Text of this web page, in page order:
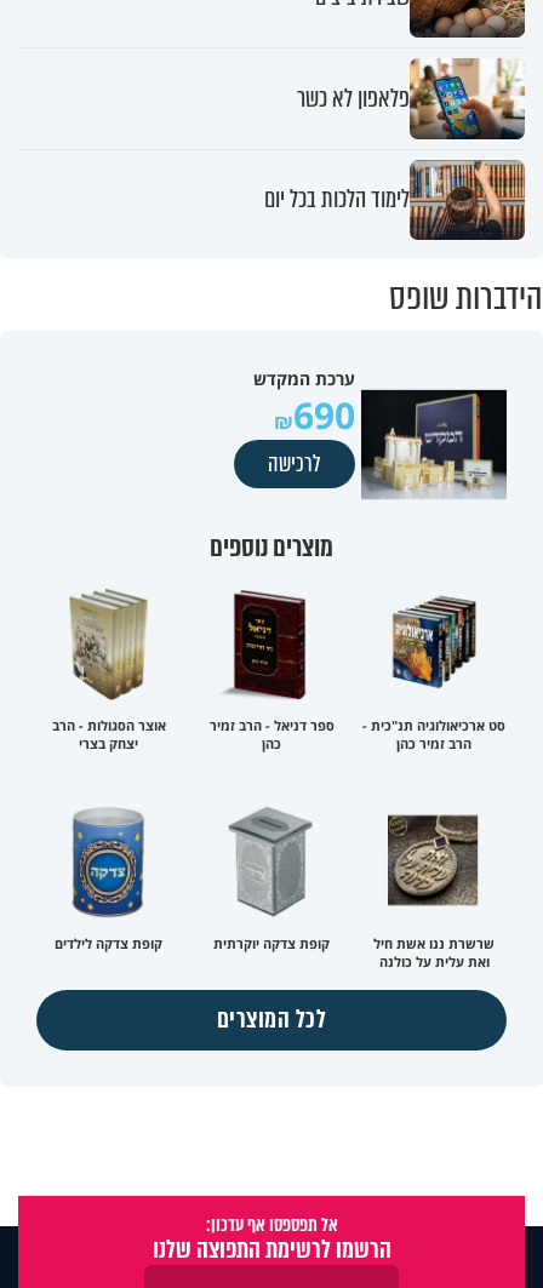
פלאפון לא כשר
לימוד הלכות בכל יום
הידברות שופס
ערכת המקדש
690
לרכישה
מוצרים נוספים
סט ארכיאולוגיה תנ"כית -
הרב זמיר כהן
ספר דניאל - הרב זמיר
כהן
אוצר הסגולות - הרב
יצחק בצרי
שרשרת ננו אשת חיל
ואת עלית על כולנה
קופת צדקה יוקרתית קופת צדקה לילדים
לכל המוצרים
אל תפספסו אף עדכון:
הרשמו לרשימת התפוצה שלנו